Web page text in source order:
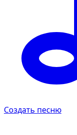
Создать песню